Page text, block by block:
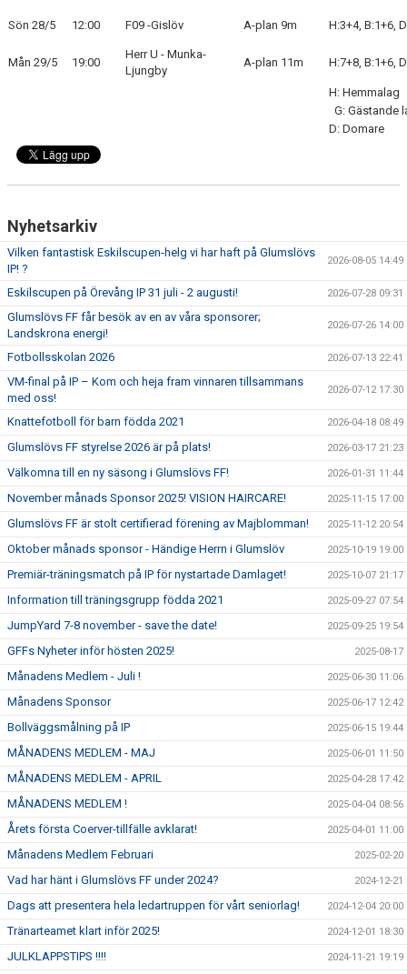
Sön 28/5 12:00 F09 -Gislöv A-plan 9m H:3+4, B:1+6,
Mån 29/5 19:00
Herr U - Munka-
Ljungby
A-plan 11m H:7+8, B:1+6,
H: Hemmalag
G: Gästande
D: Domare
Nyhetsarkiv
Vilken fantastisk Eskilscupen-helg vi har haft på Glumslövs
IP! ?
2026-08-05 14:49
Eskilscupen på Örevång IP 31 juli - 2 augusti! 2026-07-28 09:31
Glumslövs FF får besök av en av våra sponsorer;
Landskrona energi!
2026-07-26 14:00
Fotbollsskolan 2026 2026-07-13 22:41
VM-final på IP – Kom och heja fram vinnaren tillsammans
med oss!
2026-07-12 17:30
Knattefotboll för barn födda 2021 2026-04-18 08:49
Glumslövs FF styrelse 2026 är på plats! 2026-03-17 21:23
Välkomna till en ny säsong i Glumslövs FF! 2026-01-31 11:44
November månads Sponsor 2025! VISION HAIRCARE! 2025-11-15 17:00
Glumslövs FF är stolt certifierad förening av Majblomman! 2025-11-12 20:54
Oktober månads sponsor - Händige Herrn i Glumslöv 2025-10-19 19:00
Premiär-träningsmatch på IP för nystartade Damlaget! 2025-10-07 21:17
Information till träningsgrupp födda 2021 2025-09-27 07:54
JumpYard 7-8 november - save the date! 2025-09-25 19:54
GFFs Nyheter inför hösten 2025! 2025-08-17
Månadens Medlem - Juli ! 2025-06-30 11:06
Månadens Sponsor 2025-06-17 12:42
Bollväggsmålning på IP 2025-06-15 19:44
MÅNADENS MEDLEM - MAJ 2025-06-01 11:50
MÅNADENS MEDLEM - APRIL 2025-04-28 17:42
MÅNADENS MEDLEM ! 2025-04-04 08:56
Årets första Coerver-tillfälle avklarat! 2025-04-01 11:00
Månadens Medlem Februari 2025-02-20
Vad har hänt i Glumslövs FF under 2024? 2024-12-21
Dags att presentera hela ledartruppen för vårt seniorlag! 2024-12-04 20:00
Tränarteamet klart inför 2025! 2024-12-01 18:30
JULKLAPPSTIPS !!!! 2024-11-21 19:19